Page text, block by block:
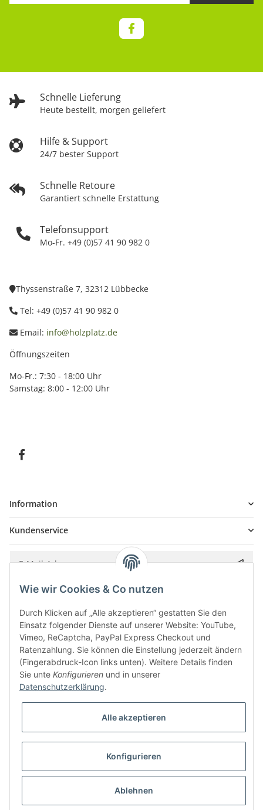
Schnelle Lieferung
Heute bestellt, morgen geliefert
Hilfe & Support
24/7 bester Support
Schnelle Retoure
Garantiert schnelle Erstattung
Telefonsupport
Mo-Fr. +49 (0)57 41 90 982 0
Thyssenstraße 7, 32312 Lübbecke
Tel: +49 (0)57 41 90 982 0
Email: info@holzplatz.de
Öffnungszeiten
Mo-Fr.: 7:30 - 18:00 Uhr
Samstag: 8:00 - 12:00 Uhr
Information
Kundenservice
Bitte senden Sie mir entsprechend IhrerDatenschutzerklärung
* Alle Preise inkl. gesetzlicher USt., zzgl.
Besucherzähler: 5849303
UmsetzungVlarom E-Commerce Agentur| Powered byJTL-Shop|
CLEARIX JTL-Shop Template
Wie wir Cookies & Co nutzen
Durch Klicken auf „Alle akzeptieren“ gestatten Sie den
Einsatz folgender Dienste auf unserer Website: YouTube,
Vimeo, ReCaptcha, PayPal Express Checkout und
Ratenzahlung. Sie können die Einstellung jederzeit ändern
(Fingerabdruck-Icon links unten). Weitere Details finden
Sie unte Konfigurieren und in unserer
Datenschutzerklärung.
Alle akzeptieren
Konfigurieren
Ablehnen